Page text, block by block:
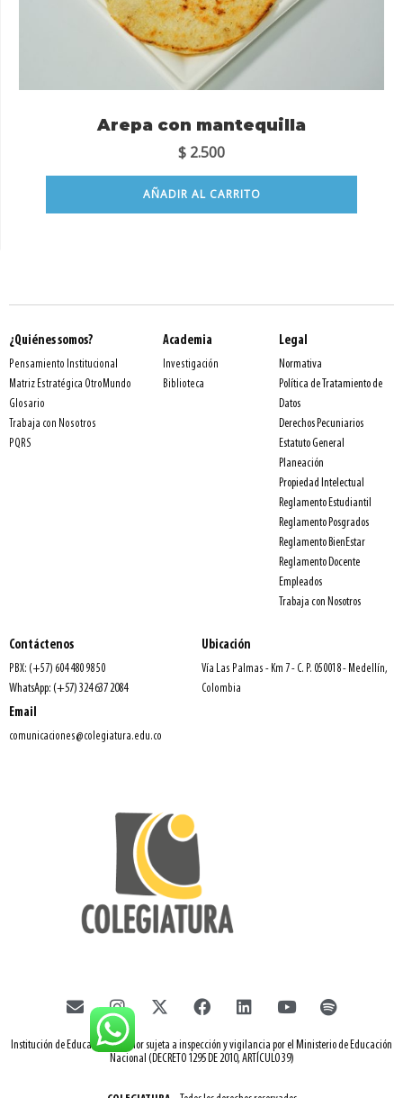
Arepa con mantequilla
$ 2.500
AÑADIR AL CARRITO
¿Quiénes somos?
Pensamiento Institucional
Matriz Estratégica OtroMundo
Glosario
Trabaja con Nosotros
PQRS
Academia
Investigación
Biblioteca
Legal
Normativa
Política de Tratamiento de
Datos
Derechos Pecuniarios
Estatuto General
Planeación
Propiedad Intelectual
Reglamento Estudiantil
Reglamento Posgrados
Reglamento BienEstar
Reglamento Docente
Empleados
Trabaja con Nosotros
Contáctenos
PBX: (+57) 604 480 98 50
WhatsApp: (+57) 324 637 2084
Email
comunicaciones@colegiatura.edu.co
Ubicación
Vía Las Palmas - Km 7 - C. P. 050018 - Medellín,
Colombia
Institución de Educación Superior sujeta a inspección y vigilancia por el Ministerio de Educación
Nacional (DECRETO 1295 DE 2010, ARTÍCULO 39)